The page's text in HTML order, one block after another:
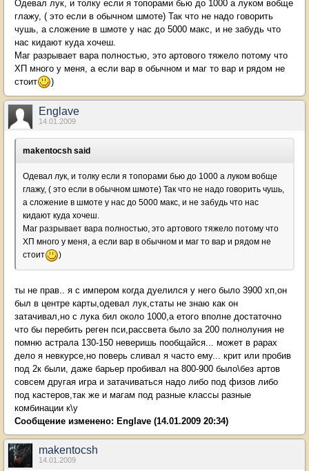
Одевал лук, и толку если я топорами бью до 1000 а луком вобще
глажу, ( это если в обычном шмоте) Так что не надо говорить
чушь, а сложение в шмоте у нас до 5000 макс, и не забудь что
нас кидают куда хочеш.
Маг разрывает вара полностью, это артового тяжело потому что
ХП много у меня, а если вар в обычном и маг то вар и рядом не
стоит
)
Englave
14.01.2009
makentocsh said
Одевал лук, и толку если я топорами бью до 1000 а луком вобще
глажу, ( это если в обычном шмоте) Так что не надо говорить чушь,
а сложение в шмоте у нас до 5000 макс, и не забудь что нас
кидают куда хочеш.
Маг разрывает вара полностью, это артового тяжело потому что
ХП много у меня, а если вар в обычном и маг то вар и рядом не
стоит
)
ты не прав.. я с импером когда дуелился у него было 3900 хп,он
был в центре карты,одевал лук,статы не знаю как он
затачивал,но с лука бил около 1000,а етого вполне достаточно
что бы перебить реген пси,рассвета было за 200 полнолуния не
помню астрала 130-150 неверишь пообщайся... может в рарах
дело я невкурсе,но поверь сливал я часто ему... крит или пробив
под 2к были, даже барьер пробивал на 800-900 было\без артов
совсем другая игра и затачиваться надо либо под физов либо
под кастеров,так же и магам под разные классы разные
комбинации к\у
Сообщение изменено: Englave (14.01.2009 20:34)
makentocsh
14.01.2009